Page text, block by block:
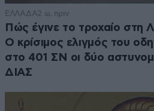
ΕΛΛΑΔΑ2 ω. πριν
Πώς έγινε το τροχαίο στη
Ο κρίσιμος ελιγμός του
στο 401 ΣΝ οι δύο
ΔΙΑΣ